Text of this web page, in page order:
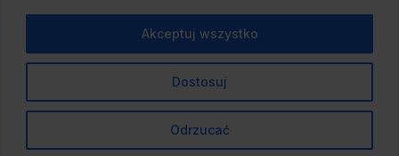
Dostosuj
Odrzucać
Akceptuj wszystko
,Wszelkie prawa zastrzeżone.
Created byDuda Design